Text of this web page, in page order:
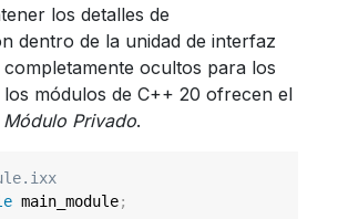
los detalles de
dentro de la unidad de interfaz
ocultos para los
módulos de C++ 20 ofrecen el
Privado.
main_module;